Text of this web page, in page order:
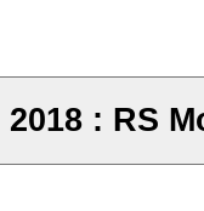
2018 : RS